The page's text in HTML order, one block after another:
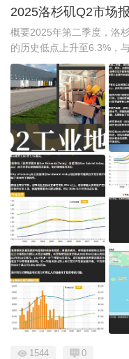
2025洛杉矶Q2市场
概要2025年第二季度，洛
的历史低点上升至6.3%，
1544 0